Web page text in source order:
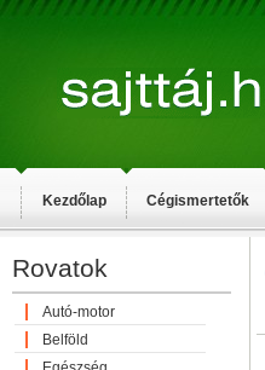
Kezdőlap Cégismertetők
Rovatok
Autó-motor
Belföld